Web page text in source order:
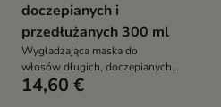
doczepianych i
przedłużanych 300 ml
Wygładzająca maska do
włosów długich, doczepianych i
przedłużanych, która
14,60 €